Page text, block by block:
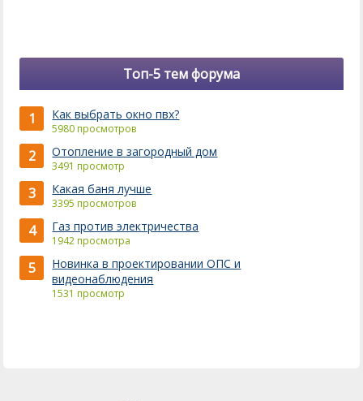
Топ-5 тем форума
1 Как выбрать окно пвх?
5980 просмотров
2 Отопление в загородный дом
3491 просмотр
3 Какая баня лучше
3395 просмотров
4 Газ против электричества
1942 просмотра
5
Новинка в проектировании ОПС и
видеонаблюдения
1531 просмотр